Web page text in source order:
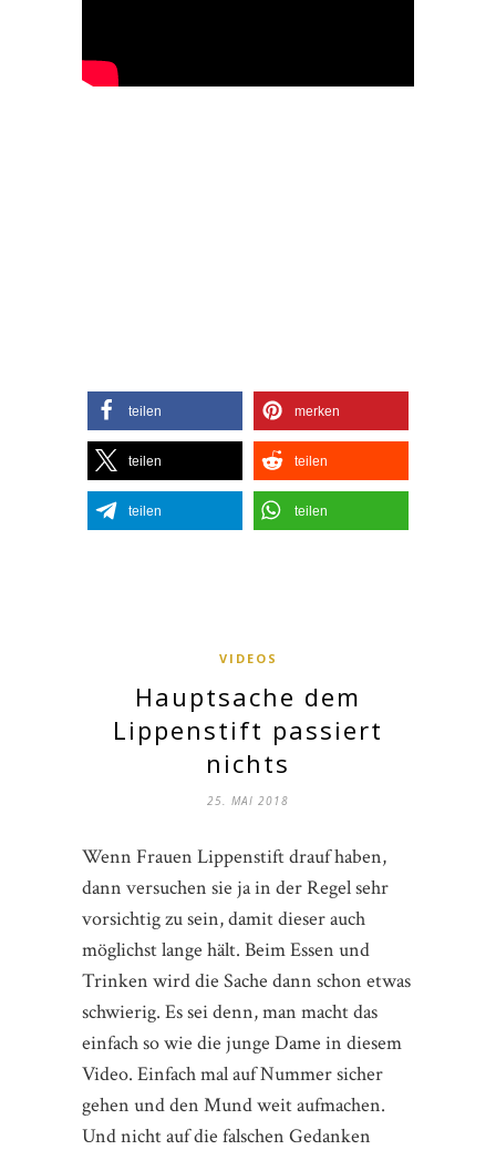
teilen merken
teilen teilen
teilen teilen
VIDEOS
Hauptsache dem
Lippenstift passiert
nichts
25. MAI 2018
Wenn Frauen Lippenstift drauf haben,
dann versuchen sie ja in der Regel sehr
vorsichtig zu sein, damit dieser auch
möglichst lange hält. Beim Essen und
Trinken wird die Sache dann schon etwas
schwierig. Es sei denn, man macht das
einfach so wie die junge Dame in diesem
Video. Einfach mal auf Nummer sicher
gehen und den Mund weit aufmachen.
Und nicht auf die falschen Gedanken